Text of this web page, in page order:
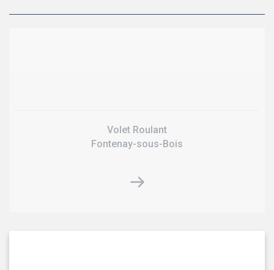
Volet Roulant
Fontenay-sous-Bois